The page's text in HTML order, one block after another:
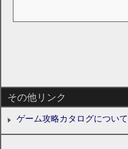
その他リンク
ゲーム攻略カタログについて